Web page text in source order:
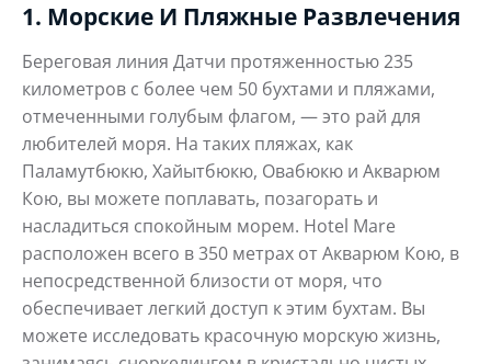
1. Морские И Пляжные Развлечения
Береговая линия Датчи протяженностью 235
километров с более чем 50 бухтами и пляжами,
отмеченными голубым флагом, — это рай для
любителей моря. На таких пляжах, как
Паламутбюкю, Хайытбюкю, Овабюкю и Акварюм
Кою, вы можете поплавать, позагорать и
насладиться спокойным морем. Hotel Mare
расположен всего в 350 метрах от Акварюм Кою, в
непосредственной близости от моря, что
обеспечивает легкий доступ к этим бухтам. Вы
можете исследовать красочную морскую жизнь,